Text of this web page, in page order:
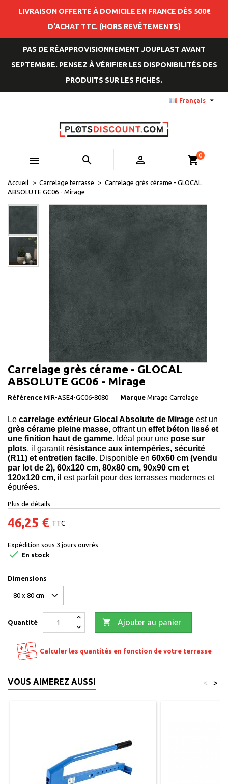
LIVRAISON OFFERTE À DOMICILE EN FRANCE DÈS 500€
D'ACHAT TTC. (HORS REVÊTEMENTS)
PAS DE RÉAPPROVISIONNEMENT JOUPLAST AVANT
SEPTEMBRE. PENSEZ À VÉRIFIER LES DISPONIBILITÉS DES
PRODUITS SUR LES FICHES.
Français 
   shopping_cart0
Accueil Carrelage terrasse
Carrelage grès cérame - GLOCAL
ABSOLUTE GC06 - Mirage
Carrelage grès cérame - GLOCAL
ABSOLUTE GC06 - Mirage
Référence MIR-ASE4-GC06-8080 Marque Mirage Carrelage
Le carrelage extérieur Glocal Absolute de Mirage est un
grès cérame pleine masse, offrant un effet béton lissé et
une finition haut de gamme. Idéal pour une pose sur
plots, il garantit résistance aux intempéries, sécurité
(R11) et entretien facile. Disponible en 60x60 cm (vendu
par lot de 2), 60x120 cm, 80x80 cm, 90x90 cm et
120x120 cm, il est parfait pour des terrasses modernes et
épurées.
Plus de détails
46,25 € TTC
Expédition sous 3 jours ouvrés
 En stock
Dimensions
Quantité  Ajouter au panier
Calculer les quantités en fonction de votre terrasse
VOUS AIMEREZ AUSSI >
<